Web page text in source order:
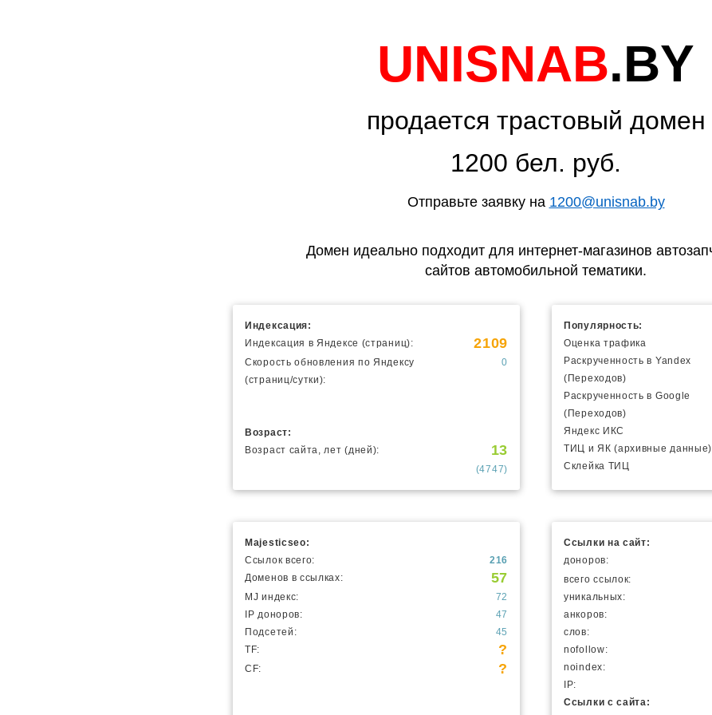
UNISNAB.BY
продается трастовый домен
1200 бел. руб.
Отправьте заявку на 1200@unisnab.by
Домен идеально подходит для интернет-магазинов
сайтов автомобильной тематики.
Индексация:
Индексация в Яндексе (страниц):
2109
Скорость обновления по Яндексу
(страниц/сутки):
0
Возраст:
Возраст сайта, лет (дней):
13
(4747)
Популярность:
Оценка трафика
Раскрученность в Yandex
(Переходов)
Раскрученность в Google
(Переходов)
Яндекс ИКС
ТИЦ и ЯК (архивные данные)
Склейка ТИЦ
Majesticseo:
Ссылок всего:
216
Доменов в ссылках:
57
MJ индекс:
72
IP доноров:
47
Подсетей:
45
TF:
?
CF: ?
Ссылки на сайт:
доноров:
всего ссылок:
уникальных:
анкоров:
слов:
nofollow:
noindex:
IP:
Ссылки с сайта: